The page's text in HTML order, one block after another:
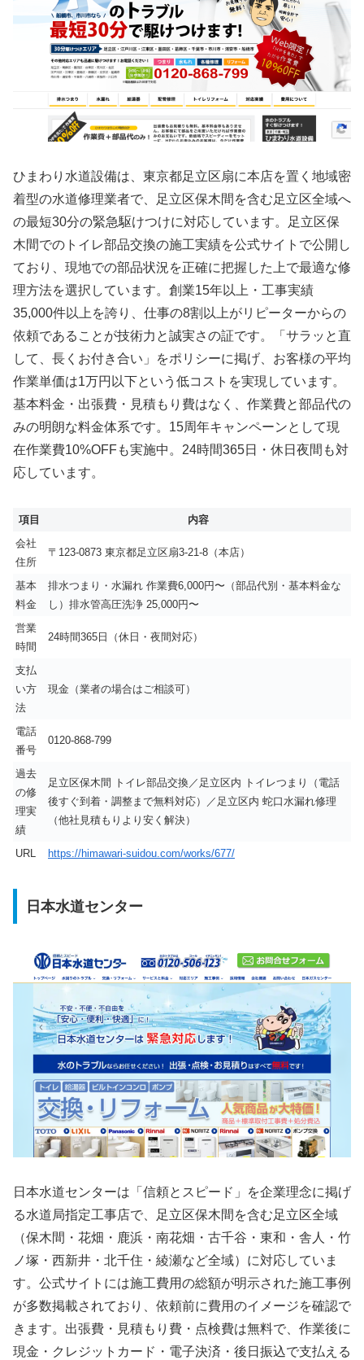
ひまわり水道設備は、東京都足立区扇に本店を置く地域密
着型の水道修理業者で、足立区保木間を含む足立区全域へ
の最短30分の緊急駆けつけに対応しています。足立区保
木間でのトイレ部品交換の施工実績を公式サイトで公開し
ており、現地での部品状況を正確に把握した上で最適な修
理方法を選択しています。創業15年以上・工事実績
35,000件以上を誇り、仕事の8割以上がリピーターからの
依頼であることが技術力と誠実さの証です。「サラッと直
して、長くお付き合い」をポリシーに掲げ、お客様の平均
作業単価は1万円以下という低コストを実現しています。
基本料金・出張費・見積もり費はなく、作業費と部品代の
みの明朗な料金体系です。15周年キャンペーンとして現
在作業費10%OFFも実施中。24時間365日・休日夜間も対
応しています。
項目
内容
会社
住所
〒123-0873 東京都足立区扇3-21-8（本店）
基本
料金
排水つまり・水漏れ 作業費6,000円〜（部品代別・基本料金な
し）排水管高圧洗浄 25,000円〜
営業
時間
24時間365日（休日・夜間対応）
支払
い方
法
現金（業者の場合はご相談可）
電話
番号
0120-868-799
過去
の修
理実
績
足立区保木間 トイレ部品交換／足立区内 トイレつまり（電話
後すぐ到着・調整まで無料対応）／足立区内 蛇口水漏れ修理
（他社見積もりより安く解決）
URL https://himawari-suidou.com/works/677/
日本水道センター
日本水道センターは「信頼とスピード」を企業理念に掲げ
る水道局指定工事店で、足立区保木間を含む足立区全域
（保木間・花畑・鹿浜・南花畑・古千谷・東和・舎人・竹
ノ塚・西新井・北千住・綾瀬など全域）に対応していま
す。公式サイトには施工費用の総額が明示された施工事例
が多数掲載されており、依頼前に費用のイメージを確認で
きます。出張費・見積もり費・点検費は無料で、作業後に
現金・クレジットカード・電子決済・後日振込で支払える